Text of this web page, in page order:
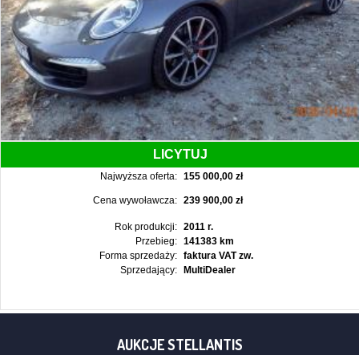
LICYTUJ
Najwyższa oferta: 155 000,00 zł
Cena wywoławcza: 239 900,00 zł
Rok produkcji:
2011 r.
Przebieg:
141383 km
Forma sprzedaży:
faktura VAT zw.
Sprzedający:
MultiDealer
AUKCJE STELLANTIS